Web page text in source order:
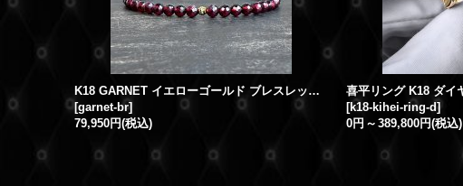
K18 GARNET イエローゴールド ブレスレット 天然ガーネット
[garnet-br]
79,950円(税込)
[k18-kihei-ring-d]
0円 ～ 389,800円(税込)